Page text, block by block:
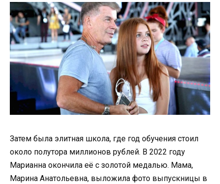
Затем была элитная школа, где год обучения стоил
около полутора миллионов рублей. В 2022 году
Марианна окончила её с золотой медалью. Мама,
Марина Анатольевна, выложила фото выпускницы в